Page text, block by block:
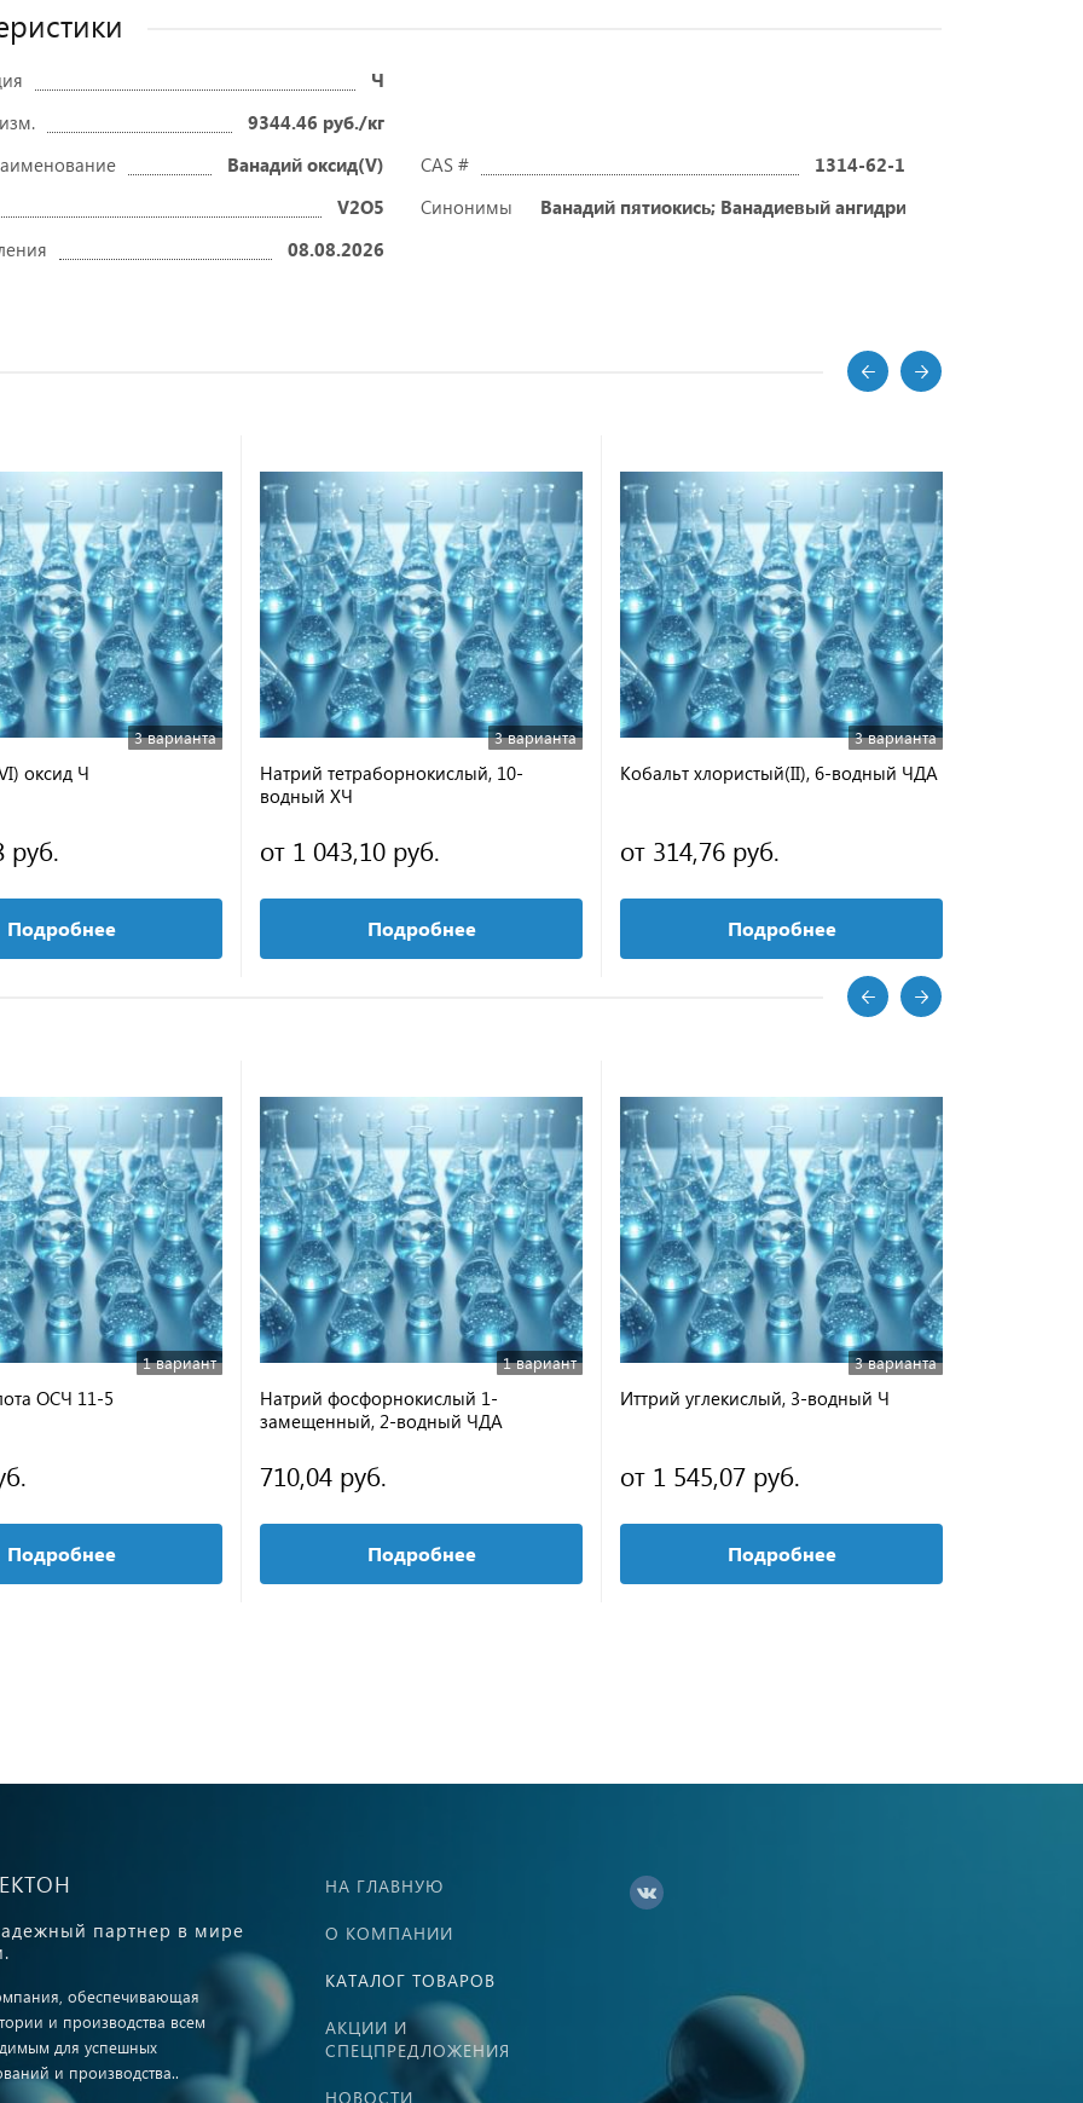
Ч
9344.46 руб./кг
Ванадий оксид(V) CAS #
1314-62-1
V2O5 Синонимы
Ванадий пятиокись; Ванадиевый ангидрид
08.08.2026
3 варианта
оксид Ч
руб.
Подробнее
3 варианта
Натрий тетраборнокислый, 10-
водный ХЧ
от 1 043,10 руб.
Подробнее
3 варианта
Кобальт хлористый(II), 6-водный ЧДА
от 314,76 руб.
Подробнее
1 вариант
ОСЧ 11-5
Подробнее
1 вариант
Натрий фосфорнокислый 1-
замещенный, 2-водный ЧДА
710,04 руб.
Подробнее
3 варианта
Иттрий углекислый, 3-водный Ч
от 1 545,07 руб.
Подробнее
партнер в мире
обеспечивающая
и производства всем
для успешных
и производства..
НА ГЛАВНУЮ
О КОМПАНИИ
КАТАЛОГ ТОВАРОВ
АКЦИИ И
СПЕЦПРЕДЛОЖЕНИЯ
НОВОСТИ